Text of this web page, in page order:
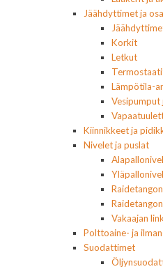
Jäähdyttimet ja
Korkit
Letkut
Lämpötila-
Kiinnikkeet ja
Nivelet ja puslat
Vakaajan
Polttoaine- ja
Suodattimet